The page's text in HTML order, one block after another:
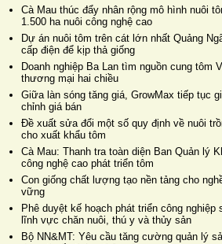
Cà Mau thúc đẩy nhân rộng mô hình nuôi
1.500 ha nuôi công nghệ cao
Dự án nuôi tôm trên cát lớn nhất Quảng
cấp điện để kịp thả giống
Doanh nghiệp Ba Lan tìm nguồn cung tôm
thương mại hai chiều
Giữa làn sóng tăng giá, GrowMax tiếp tục
chỉnh giá bán
Đề xuất sửa đổi một số quy định về nuôi
cho xuất khẩu tôm
Cà Mau: Thanh tra toàn diện Ban Quản lý
công nghệ cao phát triển tôm
Con giống chất lượng tạo nền tảng cho
vững
Phê duyệt kế hoạch phát triển công
lĩnh vực chăn nuôi, thú y và thủy sản
Bộ NN&MT: Yêu cầu tăng cường quản lý